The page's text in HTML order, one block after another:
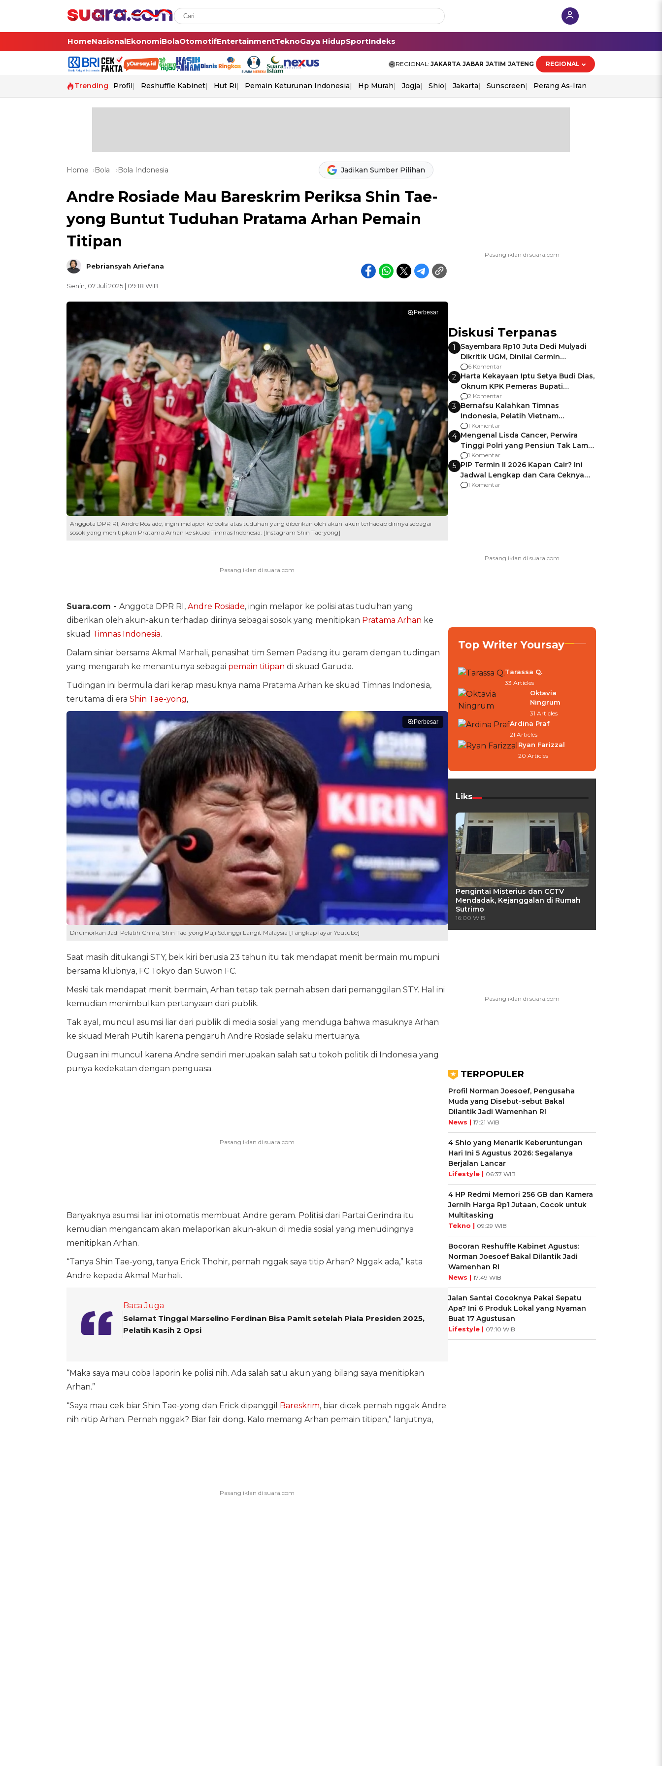
HomeNasionalEkonomiBolaOtomotifEntertainmentTeknoGaya HidupSportIndeks
REGIONAL: JAKARTA JABAR JATIM JATENG REGIONAL
Trending Profil Reshuffle Kabinet Hut Ri Pemain Keturunan Indonesia Hp Murah Jogja Shio Jakarta Sunscreen Perang As-Iran
Home Bola Bola Indonesia Jadikan Sumber Pilihan
Andre Rosiade Mau Bareskrim Periksa Shin Tae-
yong Buntut Tuduhan Pratama Arhan Pemain
Titipan
Pebriansyah Ariefana
Senin, 07 Juli 2025 | 09:18 WIB
Perbesar
Anggota DPR RI, Andre Rosiade, ingin melapor ke polisi atas tuduhan yang diberikan oleh akun-akun terhadap dirinya sebagai
sosok yang menitipkan Pratama Arhan ke skuad Timnas Indonesia. [Instagram Shin Tae-yong]
Suara.com - Anggota DPR RI, Andre Rosiade, ingin melapor ke polisi atas tuduhan yang
diberikan oleh akun-akun terhadap dirinya sebagai sosok yang menitipkan Pratama Arhan ke
skuad Timnas Indonesia.
Dalam siniar bersama Akmal Marhali, penasihat tim Semen Padang itu geram dengan tudingan
yang mengarah ke menantunya sebagai pemain titipan di skuad Garuda.
Tudingan ini bermula dari kerap masuknya nama Pratama Arhan ke skuad Timnas Indonesia,
terutama di era Shin Tae-yong,
Perbesar
Dirumorkan Jadi Pelatih China, Shin Tae-yong Puji Setinggi Langit Malaysia [Tangkap layar Youtube]
Saat masih ditukangi STY, bek kiri berusia 23 tahun itu tak mendapat menit bermain mumpuni
bersama klubnya, FC Tokyo dan Suwon FC.
Meski tak mendapat menit bermain, Arhan tetap tak pernah absen dari pemanggilan STY. Hal ini
kemudian menimbulkan pertanyaan dari publik.
Tak ayal, muncul asumsi liar dari publik di media sosial yang menduga bahwa masuknya Arhan
ke skuad Merah Putih karena pengaruh Andre Rosiade selaku mertuanya.
Dugaan ini muncul karena Andre sendiri merupakan salah satu tokoh politik di Indonesia yang
punya kedekatan dengan penguasa.
Banyaknya asumsi liar ini otomatis membuat Andre geram. Politisi dari Partai Gerindra itu
kemudian mengancam akan melaporkan akun-akun di media sosial yang menudingnya
menitipkan Arhan.
“Tanya Shin Tae-yong, tanya Erick Thohir, pernah nggak saya titip Arhan? Nggak ada,” kata
Andre kepada Akmal Marhali.
Baca Juga
Selamat Tinggal Marselino Ferdinan Bisa Pamit setelah Piala Presiden 2025,
Pelatih Kasih 2 Opsi
“Maka saya mau coba laporin ke polisi nih. Ada salah satu akun yang bilang saya menitipkan
Arhan.”
“Saya mau cek biar Shin Tae-yong dan Erick dipanggil Bareskrim, biar dicek pernah nggak Andre
nih nitip Arhan. Pernah nggak? Biar fair dong. Kalo memang Arhan pemain titipan,” lanjutnya,
Diskusi Terpanas
1
Sayembara Rp10 Juta Dedi Mulyadi
Dikritik UGM, Dinilai Cermin
Gagalnya Negara Jamin Keamanan
6 Komentar
2 Harta Kekayaan Iptu Setya Budi Dias,
Oknum KPK Pemeras Bupati
Pemalang
2 Komentar
3 Bernafsu Kalahkan Timnas
Indonesia, Pelatih Vietnam
Berencana Pakai Jimat di Pakansari
1 Komentar
4 Mengenal Lisda Cancer, Perwira
Tinggi Polri yang Pensiun Tak Lama
Usai Jadi Brigjen
1 Komentar
5 PIP Termin II 2026 Kapan Cair? Ini
Jadwal Lengkap dan Cara Ceknya
agar Dana Tidak Hangus!
1 Komentar
Top Writer Yoursay
Tarassa Q.
33 Articles
Oktavia
Ningrum
31 Articles
Ardina Praf
21 Articles
Ryan Farizzal
20 Articles
Liks
Pengintai Misterius dan CCTV
Mendadak, Kejanggalan di Rumah
Sutrimo
16:00 WIB
TERPOPULER
Profil Norman Joesoef, Pengusaha
Muda yang Disebut-sebut Bakal
Dilantik Jadi Wamenhan RI
News | 17:21 WIB
4 Shio yang Menarik Keberuntungan
Hari Ini 5 Agustus 2026: Segalanya
Berjalan Lancar
Lifestyle | 06:37 WIB
4 HP Redmi Memori 256 GB dan Kamera
Jernih Harga Rp1 Jutaan, Cocok untuk
Multitasking
Tekno | 09:29 WIB
Bocoran Reshuffle Kabinet Agustus:
Norman Joesoef Bakal Dilantik Jadi
Wamenhan RI
News | 17:49 WIB
Jalan Santai Cocoknya Pakai Sepatu
Apa? Ini 6 Produk Lokal yang Nyaman
Buat 17 Agustusan
Lifestyle | 07:10 WIB